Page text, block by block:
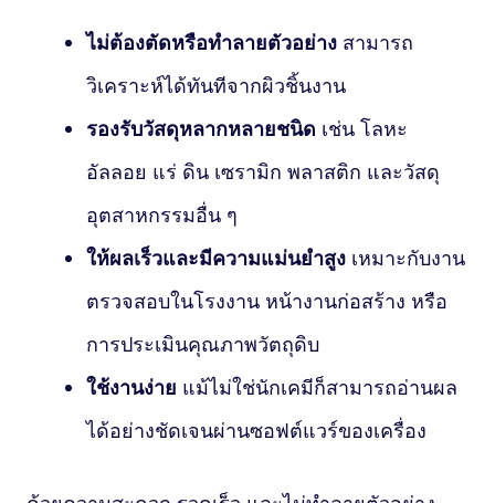
ไม่ต้องตัดหรือทำลายตัวอย่าง สามารถ
วิเคราะห์ได้ทันทีจากผิวชิ้นงาน
รองรับวัสดุหลากหลายชนิด เช่น โลหะ
อัลลอย แร่ ดิน เซรามิก พลาสติก และวัสดุ
อุตสาหกรรมอื่น ๆ
ให้ผลเร็วและมีความแม่นยำสูง เหมาะกับงาน
ตรวจสอบในโรงงาน หน้างานก่อสร้าง หรือ
การประเมินคุณภาพวัตถุดิบ
ใช้งานง่าย แม้ไม่ใช่นักเคมีก็สามารถอ่านผล
ได้อย่างชัดเจนผ่านซอฟต์แวร์ของเครื่อง